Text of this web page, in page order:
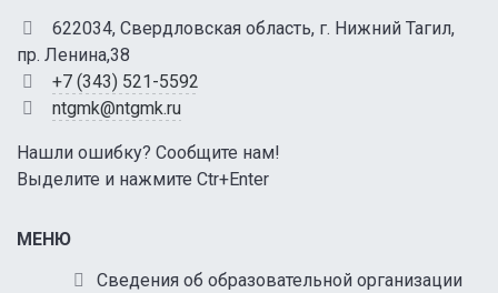
622034, Свердловская область, г. Нижний Тагил,
пр. Ленина,38
+7 (343) 521-5592
ntgmk@ntgmk.ru
Нашли ошибку? Сообщите нам!
Выделите и нажмите Ctr+Enter
МЕНЮ
Сведения об образовательной организации